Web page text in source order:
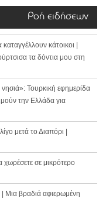
Ροή ειδήσεων
κάτοικοι |
τα δόντια μου στη
νησιά»: Τουρκική εφημερίδα
την Ελλάδα για
μετά το Διαπόρι |
χωρέσετε σε μικρότερο
Μια βραδιά αφιερωμένη